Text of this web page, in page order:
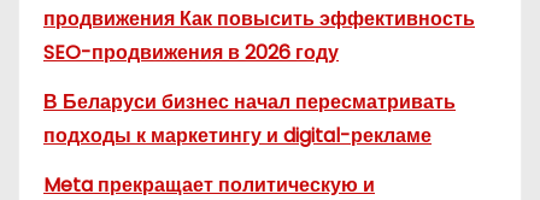
продвижения Как повысить эффективность
SEO-продвижения в 2026 году
В Беларуси бизнес начал пересматривать
подходы к маркетингу и digital-рекламе
Meta прекращает политическую и